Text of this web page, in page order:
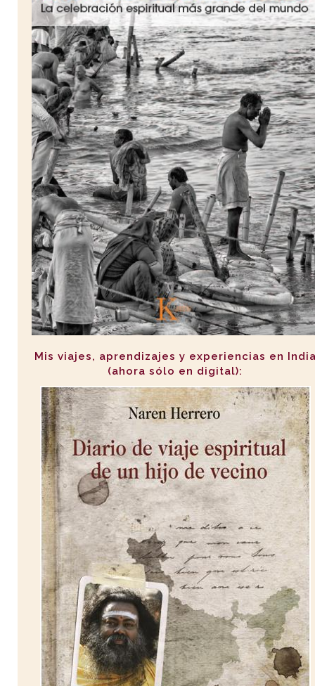
Mis viajes, aprendizajes y experiencias en
(ahora sólo en digital):